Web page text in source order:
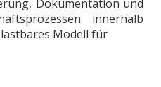
Dokumentation und
innerhalb
Modell für